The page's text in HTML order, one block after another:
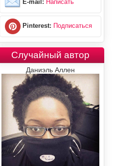
E-mail: Написать
Pinterest: Подписаться
Случайный автор
Даниэль Аллен